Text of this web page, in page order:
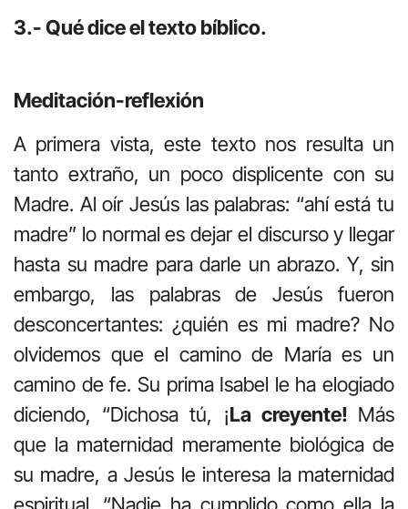
3.- Qué dice el texto bíblico.
Meditación-reflexión
A primera vista, este texto nos resulta un
tanto extraño, un poco displicente con su
Madre. Al oír Jesús las palabras: “ahí está tu
madre” lo normal es dejar el discurso y llegar
hasta su madre para darle un abrazo. Y, sin
embargo, las palabras de Jesús fueron
desconcertantes: ¿quién es mi madre? No
olvidemos que el camino de María es un
camino de fe. Su prima Isabel le ha elogiado
diciendo, “Dichosa tú, ¡La creyente! Más
que la maternidad meramente biológica de
su madre, a Jesús le interesa la maternidad
espiritual. “Nadie ha cumplido como ella la